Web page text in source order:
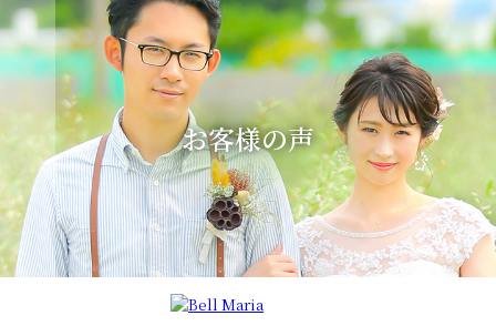
お客様の声